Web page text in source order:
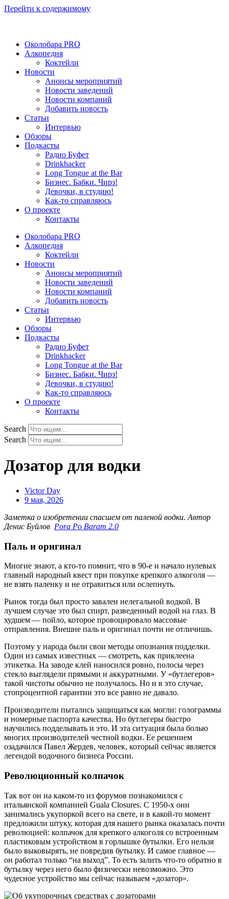
Перейти к содержимому
Околобара PRO
Алкопедия
Коктейли
Новости
Анонсы мероприятий
Новости заведений
Новости компаний
Добавить новость
Статьи
Интервью
Обзоры
Подкасты
Радио Буфет
Drinkhacker
Long Tongue at the Bar
Бизнес. Бабки. Чирз!
Девочки, в студию!
Как-то справляюсь
О проекте
Контакты
Околобара PRO
Алкопедия
Коктейли
Новости
Анонсы мероприятий
Новости заведений
Новости компаний
Добавить новость
Статьи
Интервью
Обзоры
Подкасты
Радио Буфет
Drinkhacker
Long Tongue at the Bar
Бизнес. Бабки. Чирз!
Девочки, в студию!
Как-то справляюсь
О проекте
Контакты
Search
Search
Дозатор для водки
Victor Day
9 мая, 2026
Заметка о изобретении спасшем от паленой водки. Автор
Денис Буйлов Pora Po Baram 2.0
Паль и оригинал
Многие знают, а кто-то помнит, что в 90-е и начало нулевых
главный народный квест при покупке крепкого алкоголя —
не взять паленку и не отравиться или ослепнуть.
Рынок тогда был просто завален нелегальной водкой. В
лучшем случае это был спирт, разведенный водой на глаз. В
худшем — пойло, которое провоцировало массовые
отправления. Внешне паль и оригинал почти не отличишь.
Поэтому у народа были свои методы опознания подделки.
Один из самых известных — смотреть, как приклеена
этикетка. На заводе клей наносился ровно, полосы через
стекло выглядели прямыми и аккуратными. У «бутлегеров»
такой чистоты обычно не получалось. Но и в это случае,
стопроцентной гарантии это все равно не давало.
Производители пытались защищаться как могли: голограммы
и номерные паспорта качества. Но бутлегеры быстро
научились подделывать и это. И эта ситуация была болью
многих производителей честной водки. Ее решением
озадачился Павел Жердев, человек, который сейчас является
легендой водочного бизнеса России.
Революционный колпачок
Так вот он на каком-то из форумов познакомился с
итальянской компанией Guala Closures. С 1950-х они
занимались укупоркой всего на свете, и в какой-то момент
предложили штуку, которая для нашего рынка оказалась почти
революцией: колпачок для крепкого алкоголя со встроенным
пластиковым устройством в горлышке бутылки. Его нельзя
было выковырять, не повредив бутылку. И самое главное —
он работал только “на выход”. То есть залить что-то обратно в
бутылку через него было физически невозможно. Это
чудесное устройство мы сейчас называем «дозатор».